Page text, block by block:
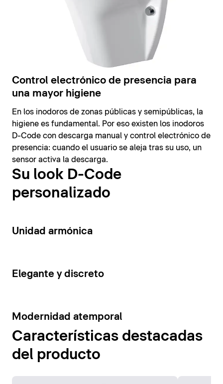
Control electrónico de presencia para
una mayor higiene
En los inodoros de zonas públicas y semipúblicas, la
higiene es fundamental. Por eso existen los inodoros
D-Code con descarga manual y control electrónico de
presencia: cuando el usuario se aleja tras su uso, un
sensor activa la descarga.
Su look D-Code
personalizado
14
Unidad armónica
15
Elegante y discreto
10
Modernidad atemporal
Características destacadas
del producto